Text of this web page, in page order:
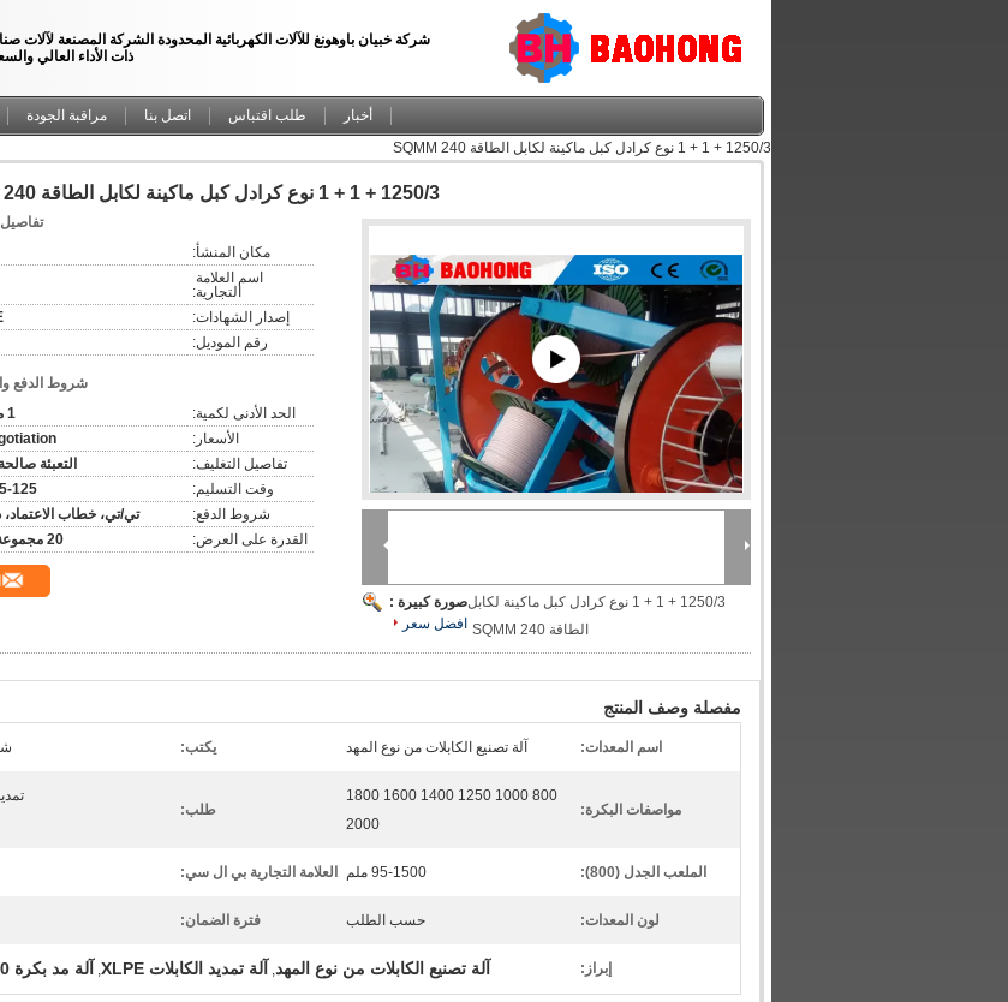
شركة خبيان باوهونغ للآلات الكهربائية المحدودة الشركة المصنعة لآلات
ذات الأداء العالي
مراقبة الجودة اتصل بنا طلب اقتباس
أخبار
1250/3 + 1 + 1 نوع كرادل كبل ماكينة لكابل الطاقة 240 SQMM
1250/3 + 1 + 1 نوع كرادل كبل ماكينة لكابل الطاقة 240 SQMM
صورة كبيرة :1250/3 + 1 + 1 نوع كرادل كبل ماكينة لكابل
الطاقة 240 SQMM
افضل سعر
تفاصيل
مكان المنشأ:
التجارية:
إصدار الشهادات:
رقم الموديل:
شروط الدفع
الحد الأدنى لكمية:
1 مجموعة
الأسعار:
تفاصيل التغليف:
التعبئة
وقت التسليم:
115-125
شروط الدفع:
تي/تي، خطاب الاعتماد،
القدرة على العرض:
20 مجموعة شهريا
مفصلة وصف المنتج
اسم المعدات: آلة تصنيع الكابلات من نوع المهد يكتب:
مواصفات البكرة:
800 1000 1250 1400 1600 1800
2000
طلب:
الملعب الجدل (800): 95-1500 ملم العلامة التجارية بي ال سي:
لون المعدات: حسب الطلب فترة الضمان:
إبراز: آلة تصنيع الكابلات من نوع المهد, آلة تمديد الكابلات XLPE , آلة مد بكرة 1000 مم